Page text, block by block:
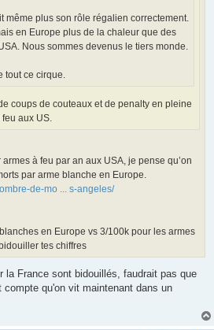
même plus son rôle régalien correctement.
en Europe plus de la chaleur que des
Nous sommes devenus le tiers monde.
tout ce cirque.
coups de couteaux et de penalty en pleine
aux US.
à feu par an aux USA, je pense qu’on
par arme blanche en Europe.
de-mo ... s-angeles/
en Europe vs 3/100k pour les armes
tes chiffres
la France sont bidouillés, faudrait pas que
compte qu'on vit maintenant dans un